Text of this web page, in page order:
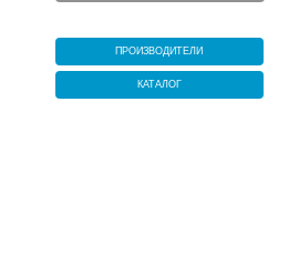
ПРОИЗВОДИТЕЛИ
КАТАЛОГ